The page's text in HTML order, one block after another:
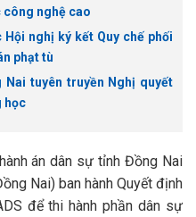
nghệ cao
nghị ký kết Quy chế phối
phạt tù
Nai tuyên truyền Nghị quyết
học
án dân sự tỉnh Đồng Nai
Nai) ban hành Quyết định
để thi hành phần dân sự